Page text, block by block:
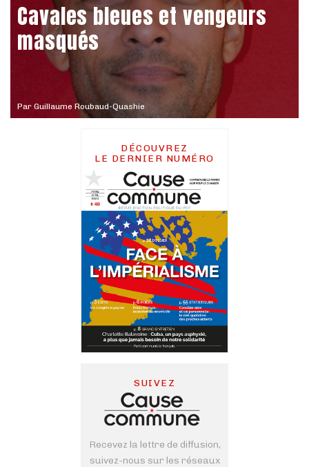
Par Guillaume Roubaud-Quashie
Cavales bleues et vengeurs
masqués
DÉCOUVREZ
LE DERNIER NUMÉRO
SUIVEZ
Recevez la lettre de diffusion,
suivez-nous sur les réseaux